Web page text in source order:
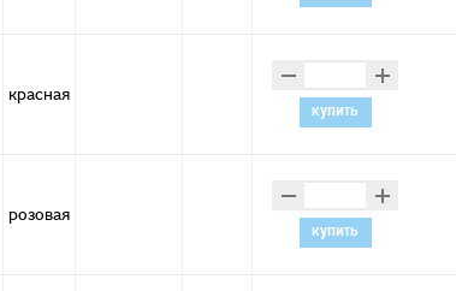
красная – +
купить
розовая – +
купить